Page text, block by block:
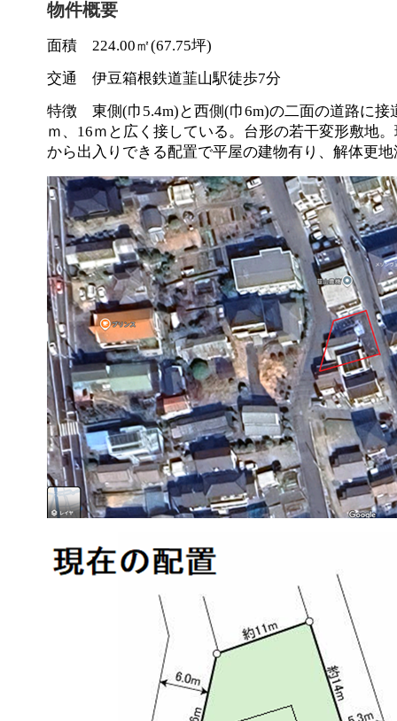
物件概要
面積 224.00㎡(67.75坪)
交通 伊豆箱根鉄道韮山駅徒歩7分
特徴 東側(巾5.4m)と西側(巾6m)の二面の道路に接
ｍ、16ｍと広く接している。台形の若干変形敷地
から出入りできる配置で平屋の建物有り、解体更